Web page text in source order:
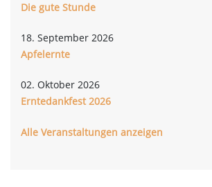
Die gute Stunde
18. September 2026
Apfelernte
02. Oktober 2026
Erntedankfest 2026
Alle Veranstaltungen anzeigen